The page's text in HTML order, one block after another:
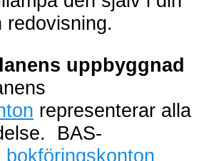
redovisning.
uppbyggnad
representerar alla
BAS-
bokföringskonton